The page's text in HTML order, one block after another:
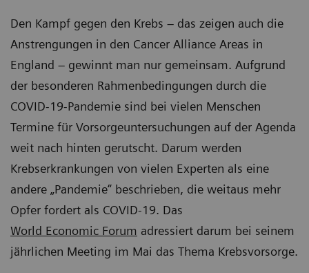
Den Kampf gegen den Krebs – das zeigen auch die
Anstrengungen in den Cancer Alliance Areas in
England – gewinnt man nur gemeinsam. Aufgrund
der besonderen Rahmenbedingungen durch die
COVID-19-Pandemie sind bei vielen Menschen
Termine für Vorsorgeuntersuchungen auf der Agenda
weit nach hinten gerutscht. Darum werden
Krebserkrankungen von vielen Experten als eine
andere „Pandemie“ beschrieben, die weitaus mehr
Opfer fordert als COVID-19. Das
World Economic Forum adressiert darum bei seinem
jährlichen Meeting im Mai das Thema Krebsvorsorge.